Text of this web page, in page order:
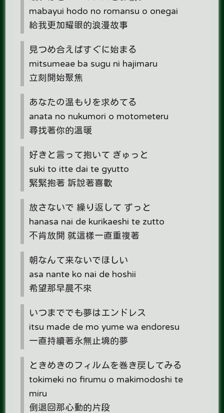
mabayui hodo no romansu o onegai
給我更加耀眼的浪漫故事
見つめ合えばすぐに始まる
mitsumeae ba sugu ni hajimaru
立刻開始聚焦
あなたの温もりを求めてる
anata no nukumori o motometeru
尋找著你的溫暖
好きと言って抱いて ぎゅっと
suki to itte dai te gyutto
緊緊抱著 訴說著喜歡
放さないで 繰り返して ずっと
hanasa nai de kurikaeshi te zutto
不肯放開 就這樣一直重複著
朝なんて来ないでほしい
asa nante ko nai de hoshii
希望那早晨不來
いつまででも夢はエンドレス
itsu made de mo yume wa endoresu
一直持續著永無止境的夢
ときめきのフィルムを巻き戻してみる
tokimeki no firumu o makimodoshi te
miru
倒退回那心動的片段